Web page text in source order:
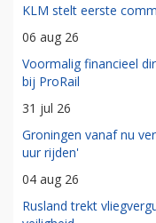
KLM stelt eerste
06 aug 26
Voormalig financieel
bij ProRail
31 jul 26
Groningen vanaf nu
uur rijden'
04 aug 26
Rusland trekt